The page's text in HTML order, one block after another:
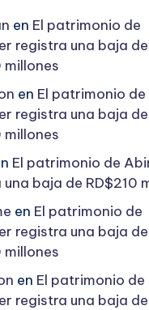
en El patrimonio de
registra una baja de
millones
en El patrimonio de
registra una baja de
millones
El patrimonio de
baja de RD$210
en El patrimonio de
registra una baja de
millones
en El patrimonio de
registra una baja de